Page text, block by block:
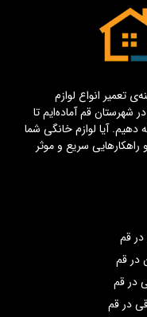
۱۰ سال در زمینه‌ی تعمیر انواع لوازم
قم آماده‌ایم تا
دهیم. آیا لوازم خانگی شما
راهکارهایی سریع و موثر
قم
در قم
در قم
در قم